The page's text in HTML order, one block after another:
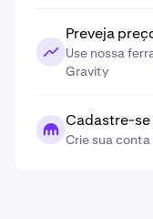
Preveja
Use nossa
Gravity
Cadastre-
Crie sua